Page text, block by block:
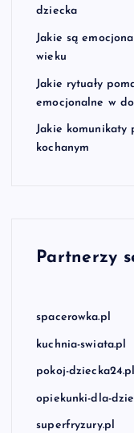
dziecka
Jakie są
wieku
Jakie rytuały
emocjonalne w
Jakie komunikaty
kochanym
Partnerzy
spacerowka.pl
kuchnia-swiata.pl
pokoj-dziecka24.pl
opiekunki-dla-
superfryzury.pl